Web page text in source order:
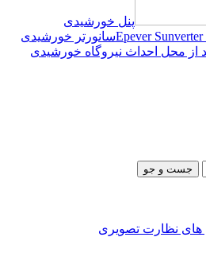
پنل خورشیدی
سانورتر خورشیدی
از محل احداث نیروگاه خورشیدی
جست و جو
های نظارت تصویری